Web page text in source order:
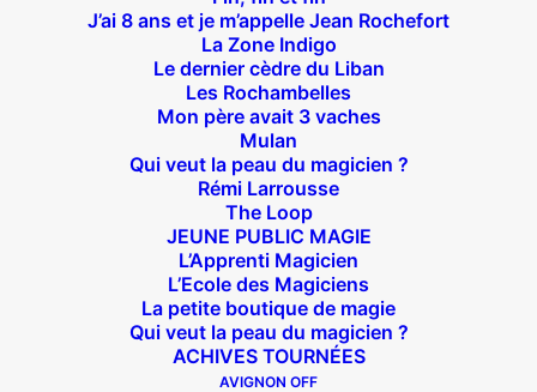
J’ai 8 ans et je m’appelle Jean Rochefort
La Zone Indigo
Le dernier cèdre du Liban
Les Rochambelles
Mon père avait 3 vaches
Mulan
Qui veut la peau du magicien ?
Rémi Larrousse
The Loop
JEUNE PUBLIC MAGIE
L’Apprenti Magicien
L’Ecole des Magiciens
La petite boutique de magie
Qui veut la peau du magicien ?
ACHIVES TOURNÉES
AVIGNON OFF
Théâtre des Béliers Parisiens
14 bis rue Sainte Isaure 75018 Paris
Joffrin / Simplon – Loc : 01 42 62 35 00
À l’affiche
Big Mother
La Zone Indigo